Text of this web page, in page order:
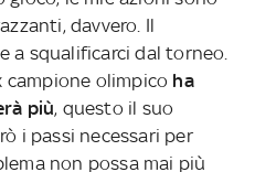
davvero. Il
a squalificarci dal torneo.
campione olimpico ha
più, questo il suo
i passi necessari per
non possa mai più